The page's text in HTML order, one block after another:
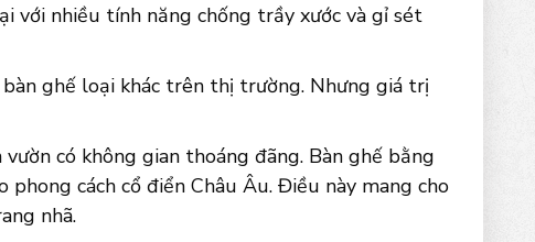
với nhiều tính năng chống trầy xước và gỉ sét
ghế loại khác trên thị trường. Nhưng giá trị
có không gian thoáng đãng. Bàn ghế bằng
cách cổ điển Châu Âu. Điều này mang cho
nhã.